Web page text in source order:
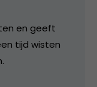
en geeft
tijd wisten